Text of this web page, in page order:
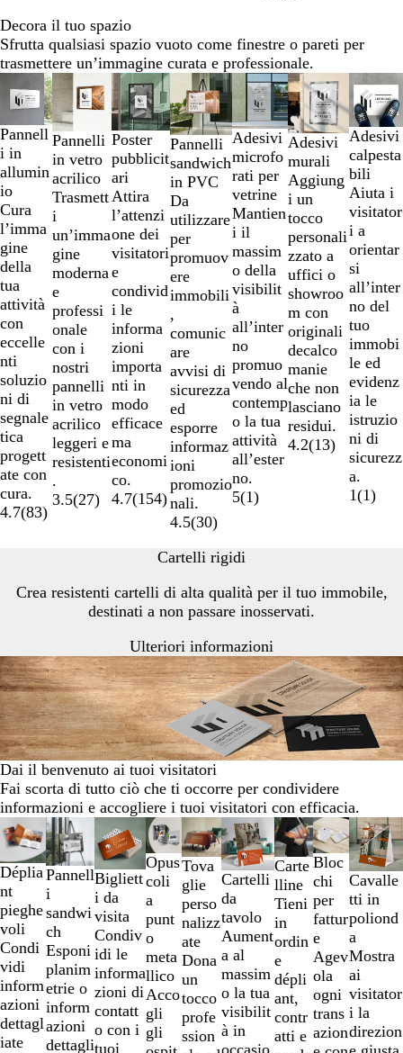
Decora il tuo spazio
Sfrutta qualsiasi spazio vuoto come finestre o pareti per
trasmettere un’immagine curata e professionale.
Nuove opzioni
Pannell
i in
allumin
io
Cura
l’imma
gine
della
tua
attività
con
eccelle
nti
soluzio
ni di
segnale
tica
progett
ate con
cura.
4.7(83)
Nuove opzioni
Pannelli
in vetro
acrilico
Trasmett
i
un’imma
gine
moderna
e
professi
onale
con i
nostri
pannelli
in vetro
acrilico
leggeri e
resistenti
.
3.5(27)
Poster
pubblicit
ari
Attira
l’attenzi
one dei
visitatori
e
condivid
i le
informa
zioni
importa
nti in
modo
efficace
ma
economi
co.
4.7(154)
Nuove opzioni
Pannelli
sandwich
in PVC
Da
utilizzare
per
promuov
ere
immobili
,
comunic
are
avvisi di
sicurezza
ed
esporre
informaz
ioni
promozio
nali.
4.5(30)
Adesivi
microfo
rati per
vetrine
Mantien
i il
massim
o della
visibilit
à
all’inter
no
promuo
vendo al
contemp
o la tua
attività
all’ester
no.
5(1)
Nuove opzioni
Adesivi
murali
Aggiung
i un
tocco
personali
zzato a
uffici o
showroo
m con
originali
decalco
manie
che non
lasciano
residui.
4.2(13)
Adesivi
calpesta
bili
Aiuta i
visitator
i a
orientar
si
all’inter
no del
tuo
immobi
le ed
evidenz
ia le
istruzio
ni di
sicurezz
a.
1(1)
Diapositiva
a
2
di
7
Cartelli rigidi
Crea resistenti cartelli di alta qualità per il tuo immobile,
destinati a non passare inosservati.
Ulteriori informazioni
Dai il benvenuto ai tuoi visitatori
Fai scorta di tutto ciò che ti occorre per condividere
informazioni e accogliere i tuoi visitatori con efficacia.
Déplia
nt
pieghe
voli
Condi
vidi
inform
azioni
dettagl
iate
Nuove opzioni
Pannell
i
sandwi
ch
Esponi
planim
etrie o
inform
azioni
dettagli
Bigliett
i da
visita
Condiv
idi le
informa
zioni di
contatt
o con i
tuoi
Opus
coli
a
punt
o
meta
llico
Acco
gli
gli
Nuove opzioni
Tova
glie
perso
nalizz
ate
Dona
un
tocco
profe
ssion
Cartelli
da
tavolo
Aument
a al
massim
o la tua
visibilit
à in
Carte
lline
Tieni
in
ordin
e
dépli
ant,
contr
atti e
Bloc
chi
per
fattur
e
Agev
ola
ogni
trans
azion
Cavalle
tti in
poliond
a
Mostra
ai
visitator
i la
direzion
Diapositiva
da
1
a
2
di
9